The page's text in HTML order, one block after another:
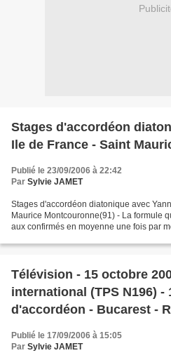
Stages d'accordéon
Ile de France - Saint
Publié le 23/09/2006 à 22:42
Par Sylvie JAMET
Stages d'accordéon diatonique avec
Maurice Montcouronne(91) - La formule
aux confirmés en moyenne une fois par
Télévision - 15 octobre
international (TPS N196) - 1er festival
d'accordéon - Bucarest -
Publié le 17/09/2006 à 15:05
Par Sylvie JAMET